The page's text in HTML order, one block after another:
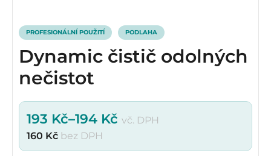
PROFESIONÁLNÍ POUŽITÍ PODLAHA
Dynamic čistič odolných
nečistot
193 Kč–194 Kč vč. DPH
160 Kč bez DPH